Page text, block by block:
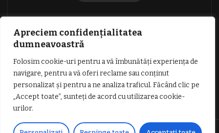
Apreciem confidențialitatea
dumneavoastră
Folosim cookie-uri pentru a vă îmbunătăți experiența de
navigare, pentru a vă oferi reclame sau conținut
personalizat și pentru a ne analiza traficul. Făcând clic pe
„Accept toate”, sunteți de acord cu utilizarea cookie-
urilor.
TERMENI SI CONDITII DE UTILIZARE
INFORMATII DESPRE COOKIES
DESPRE NOI
PUBLICITATE